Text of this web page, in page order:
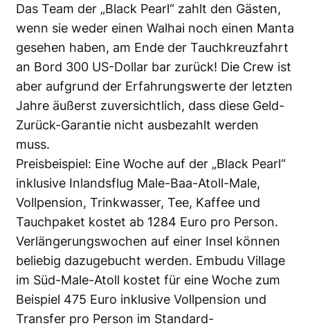
Das Team der „Black Pearl“ zahlt den Gästen,
wenn sie weder einen Walhai noch einen Manta
gesehen haben, am Ende der Tauchkreuzfahrt
an Bord 300 US-Dollar bar zurück! Die Crew ist
aber aufgrund der Erfahrungswerte der letzten
Jahre äußerst zuversichtlich, dass diese Geld-
Zurück-Garantie nicht ausbezahlt werden
muss.
Preisbeispiel: Eine Woche auf der „Black Pearl“
inklusive Inlandsflug Male-Baa-Atoll-Male,
Vollpension, Trinkwasser, Tee, Kaffee und
Tauchpaket kostet ab 1284 Euro pro Person.
Verlängerungswochen auf einer Insel können
beliebig dazugebucht werden. Embudu Village
im Süd-Male-Atoll kostet für eine Woche zum
Beispiel 475 Euro inklusive Vollpension und
Transfer pro Person im Standard-